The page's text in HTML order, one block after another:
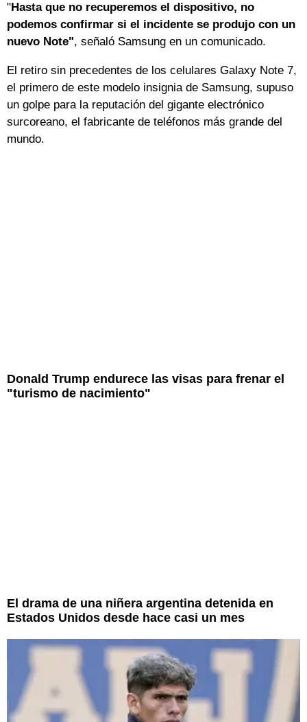
"Hasta que no recuperemos el dispositivo, no
podemos confirmar si el incidente se produjo con un
nuevo Note", señaló Samsung en un comunicado.
El retiro sin precedentes de los celulares Galaxy Note 7,
el primero de este modelo insignia de Samsung, supuso
un golpe para la reputación del gigante electrónico
surcoreano, el fabricante de teléfonos más grande del
mundo.
Donald Trump endurece las visas para frenar el
"turismo de nacimiento"
El drama de una niñera argentina detenida en
Estados Unidos desde hace casi un mes